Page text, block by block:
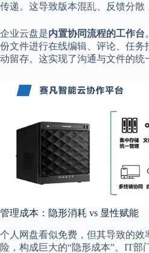
传递。这导致版本混乱、反馈分散
企业云盘是内置协同流程的工作台
份文件进行在线编辑、评论、任务
动留存。这实现了沟通与文件的统
管理成本：隐形消耗 vs 显性赋能
个人网盘看似免费，但其导致的
险，构成巨大的“隐形成本”。IT部